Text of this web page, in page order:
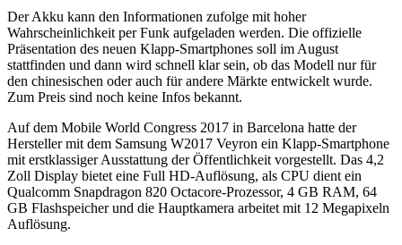
Der Akku kann den Informationen zufolge mit hoher
Wahrscheinlichkeit per Funk aufgeladen werden. Die offizielle
Präsentation des neuen Klapp-Smartphones soll im August
stattfinden und dann wird schnell klar sein, ob das Modell nur für
den chinesischen oder auch für andere Märkte entwickelt wurde.
Zum Preis sind noch keine Infos bekannt.
Auf dem Mobile World Congress 2017 in Barcelona hatte der
Hersteller mit dem Samsung W2017 Veyron ein Klapp-Smartphone
mit erstklassiger Ausstattung der Öffentlichkeit vorgestellt. Das 4,2
Zoll Display bietet eine Full HD-Auflösung, als CPU dient ein
Qualcomm Snapdragon 820 Octacore-Prozessor, 4 GB RAM, 64
GB Flashspeicher und die Hauptkamera arbeitet mit 12 Megapixeln
Auflösung.